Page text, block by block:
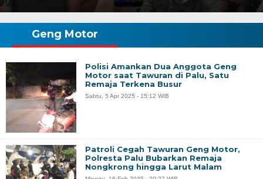
Geng Motor
Polisi Amankan Dua Anggota Geng
Motor saat Tawuran di Palu, Satu
Remaja Terkena Busur
Sabtu, 5 Apr 2025 - 15:12 WIB
Patroli Cegah Tawuran Geng Motor,
Polresta Palu Bubarkan Remaja
Nongkrong hingga Larut Malam